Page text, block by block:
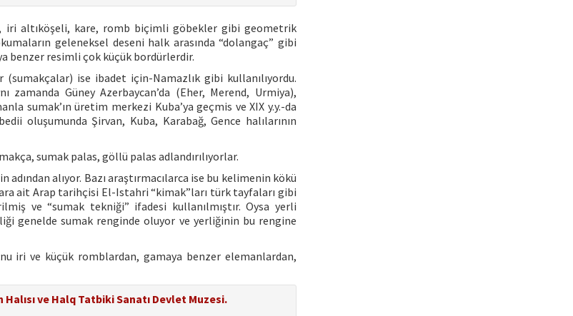
altıköşeli, kare, romb biçimli göbekler gibi geometrik
geleneksel deseni halk arasında “dolangaç” gibi
benzer resimli çok küçük bordürlerdir.
ise ibadet için-Namazlık gibi kullanılıyordu.
Güney Azerbaycan’da (Eher, Merend, Urmiya),
sumak’ın üretim merkezi Kuba’ya geçmis ve XIX y.y.-da
oluşumunda Şirvan, Kuba, Karabağ, Gence halılarının
sumak palas, göllü palas adlandırılıyorlar.
adından alıyor. Bazı araştırmacılarca ise bu kelimenin kökü
ait Arap tarihçisi El-Istahri “kimak”ları türk tayfaları gibi
ve “sumak tekniği” ifadesi kullanılmıştır. Oysa yerli
genelde sumak renginde oluyor ve yerliğinin bu rengine
iri ve küçük romblardan, gamaya benzer elemanlardan,
ve Halq Tatbiki Sanatı Devlet Muzesi.